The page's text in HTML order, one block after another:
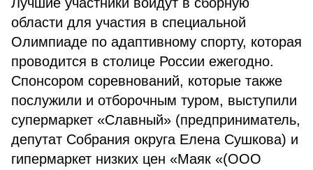
области для участия в специальной
Олимпиаде по адаптивному спорту, которая
проводится в столице России ежегодно.
Спонсором соревнований, которые также
послужили и отборочным туром, выступили
супермаркет «Славный» (предприниматель,
депутат Собрания округа Елена Сушкова) и
гипермаркет низких цен «Маяк «(ООО